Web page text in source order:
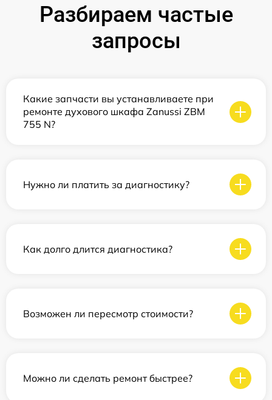
Разбираем частые
запросы
Какие запчасти вы устанавливаете при
ремонте духового шкафа Zanussi ZBM
755 N?
Нужно ли платить за диагностику?
Как долго длится диагностика?
Возможен ли пересмотр стоимости?
Можно ли сделать ремонт быстрее?